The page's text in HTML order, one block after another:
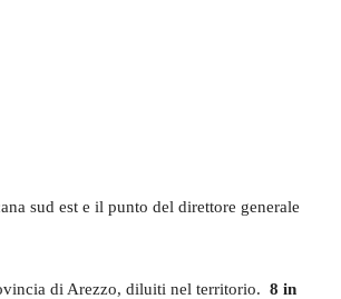
sud est e il punto del direttore generale
di Arezzo, diluiti nel territorio. 8 in